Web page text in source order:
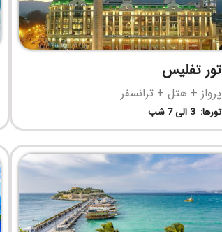
تور تفلیس
پرواز + هتل + ترانسفر
تورها: 3 الی 7 شب